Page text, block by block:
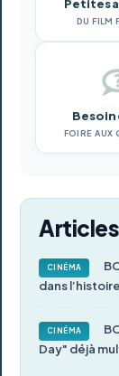
Petites
DU FILM
Besoin
FOIRE AUX
Articles
CINÉMA
dans l’histoire
CINÉMA
Day" déjà